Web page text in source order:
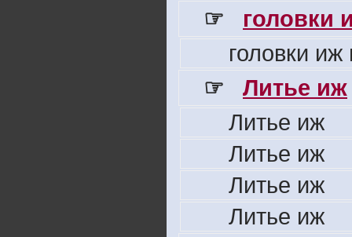
☞
головки
головки
☞
Литье иж
Литье иж
Литье иж
Литье иж
Литье иж